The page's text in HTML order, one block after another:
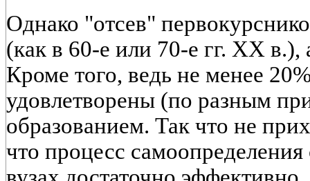
Однако "отсев"
(как в 60-е или 70-е гг. XX в.),
Кроме того, ведь не менее
удовлетворены (по разным
образованием. Так что не
что процесс